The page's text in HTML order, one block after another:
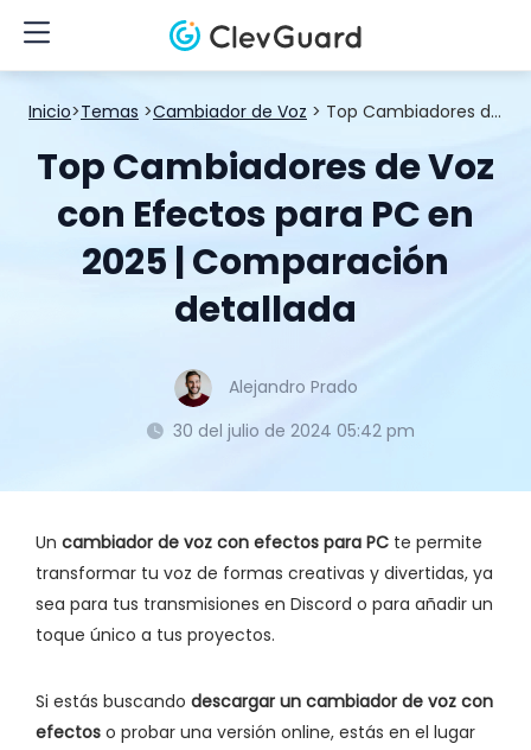
Inicio>Temas >Cambiador de Voz > Top Cambiadores de Voz con Efectos para PC en 2025 | Comparación detallada
Top Cambiadores de Voz
con Efectos para PC en
2025 | Comparación
detallada
Alejandro Prado
30 del julio de 2024 05:42 pm
Un cambiador de voz con efectos para PC te permite
transformar tu voz de formas creativas y divertidas, ya
sea para tus transmisiones en Discord o para añadir un
toque único a tus proyectos.
Si estás buscando descargar un cambiador de voz con
efectos o probar una versión online, estás en el lugar